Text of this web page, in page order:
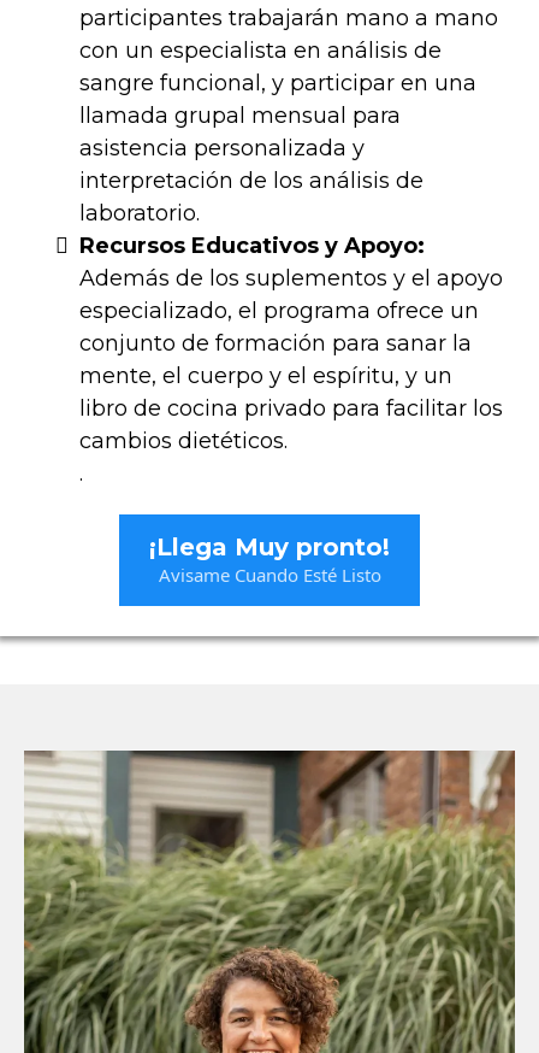
participantes trabajarán mano a mano
con un especialista en análisis de
sangre funcional, y participar en una
llamada grupal mensual para
asistencia personalizada y
interpretación de los análisis de
laboratorio​​.
Recursos Educativos y Apoyo:
Además de los suplementos y el apoyo
especializado, el programa ofrece un
conjunto de formación para sanar la
mente, el cuerpo y el espíritu, y un
libro de cocina privado para facilitar los
cambios dietéticos.
​.
¡Llega Muy pronto!
Avisame Cuando Esté Listo